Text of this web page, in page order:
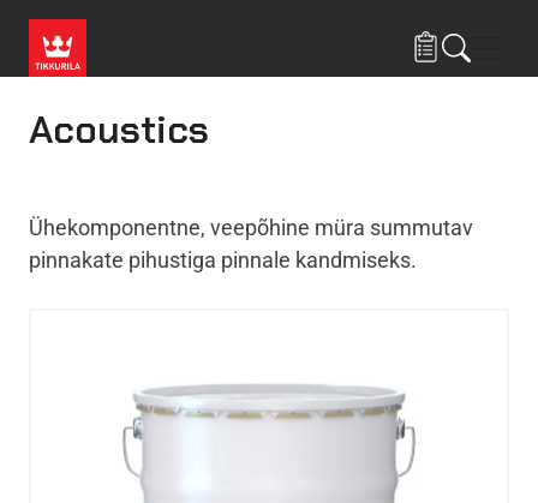
Acoustics
Ühekomponentne, veepõhine müra summutav
pinnakate pihustiga pinnale kandmiseks.